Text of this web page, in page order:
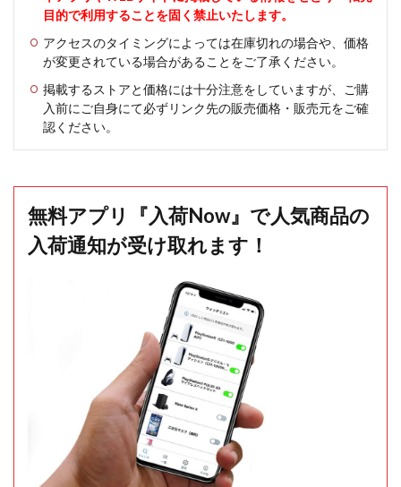
目的で利用することを固く禁止いたします。
アクセスのタイミングによっては在庫切れの場合や、価格
が変更されている場合があることをご了承ください。
掲載するストアと価格には十分注意をしていますが、ご購
入前にご自身にて必ずリンク先の販売価格・販売元をご確
認ください。
無料アプリ『入荷Now』で人気商品の
入荷通知が受け取れます！